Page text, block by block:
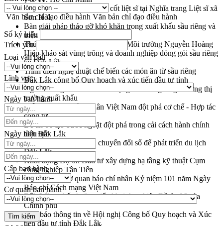
Lễ truy điệu và an táng hài cốt liệt sĩ tại Nghĩa trang Liệt sĩ xã
Sơn Hòa
Bàn giải pháp tháo gỡ khó khăn trong xuất khẩu sầu riêng và
triển khai quy định EUDR
Thứ trưởng Bộ Nông nghiệp và Môi trường Nguyễn Hoàng
Hiệp khảo sát vùng trồng và doanh nghiệp đóng gói sầu riêng
tại Đắk Lắk
Trình diễn nghệ thuật chế biến các món ăn từ sầu riêng
Đắk Lắk công bố Quy hoạch và xúc tiến đầu tư tỉnh
Ngành cá ngừ Đắk Lắk chủ động thích ứng để giữ vững thị
trường xuất khẩu
Diễn đàn Kinh tế tư nhân Việt Nam đột phá cơ chế - Hợp tác
công tư
Đề án 06 tạo bước ngoặt đột phá trong cải cách hành chính
tỉnh Đắk Lắk
Kết nối tour, đẩy mạnh chuyển đổi số để phát triển du lịch
Đắk Lắk
Khởi động Dự án Đầu tư xây dựng hạ tầng kỹ thuật Cụm
công nghiệp Tân Tiến
Gặp mặt các cơ quan báo chí nhân Kỷ niệm 101 năm Ngày
Báo chí Cách mạng Việt Nam
Đắk Lắk sơ kết 4 năm triển khai thực hiện Đề án 06 của
Chính phủ
Họp báo thông tin về Hội nghị Công bố Quy hoạch và Xúc
tiến đầu tư tỉnh Đắk Lắk
Văn bản chỉ đạo điều hành Văn bản chỉ đạo điều hành
Số ký hiệu
Trích yếu
Loại văn bản
Lĩnh vực
Ngày ban hành
Ngày hiệu lực
Cấp ban hành
Cơ quan ban hành